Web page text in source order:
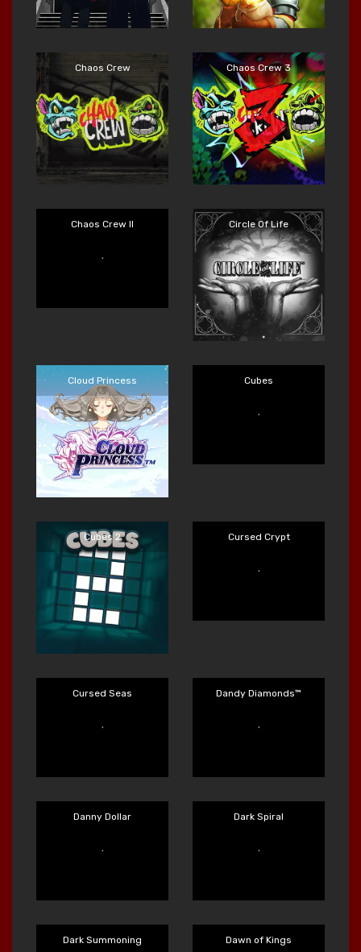
Chaos Crew
Main Sekarang
Chaos Crew 3
Main Sekarang
Chaos Crew II
Main Sekarang
Circle Of Life
Main Sekarang
Cloud Princess
Main Sekarang
Cubes
Main Sekarang
Cubes 2
Main Sekarang
Cursed Crypt
Main Sekarang
Cursed Seas
Main Sekarang
Dandy Diamonds™
Main Sekarang
Danny Dollar Dark Spiral